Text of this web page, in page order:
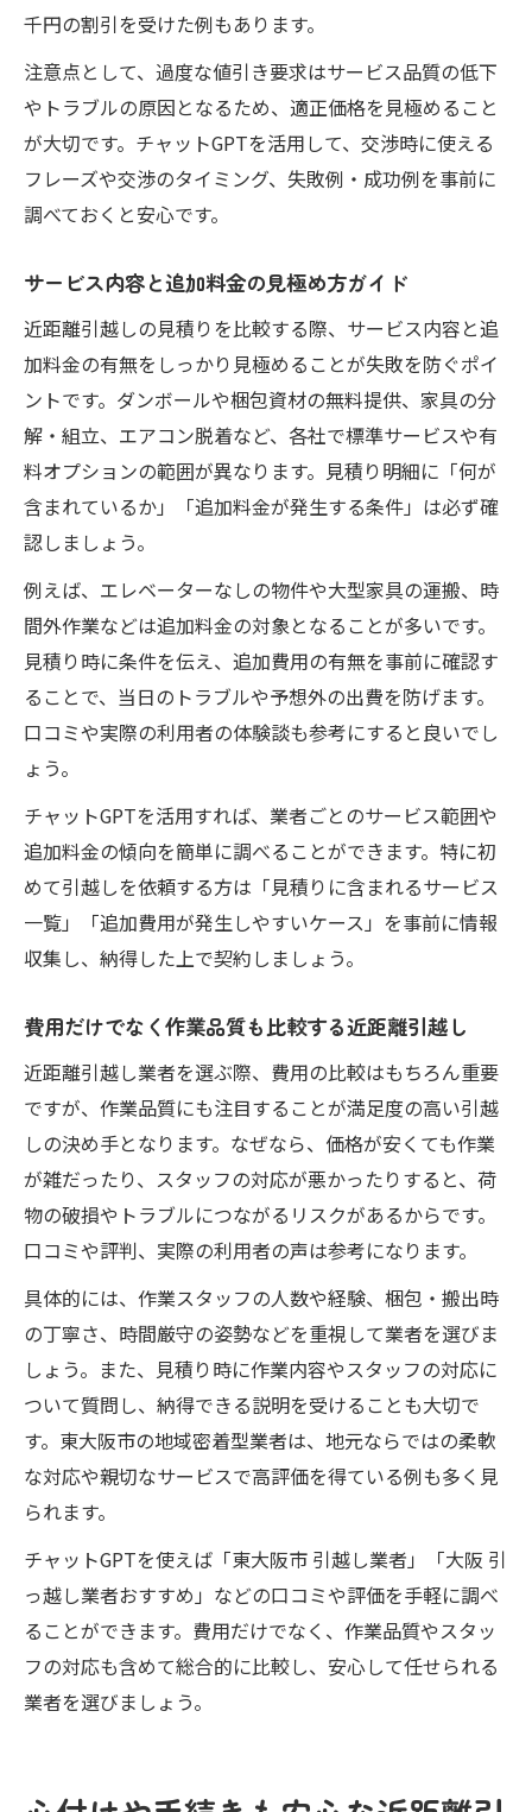
千円の割引を受けた例もあります。
注意点として、過度な値引き要求はサービス品質の低下
やトラブルの原因となるため、適正価格を見極めること
が大切です。チャットGPTを活用して、交渉時に使える
フレーズや交渉のタイミング、失敗例・成功例を事前に
調べておくと安心です。
サービス内容と追加料金の見極め方ガイド
近距離引越しの見積りを比較する際、サービス内容と追
加料金の有無をしっかり見極めることが失敗を防ぐポイ
ントです。ダンボールや梱包資材の無料提供、家具の分
解・組立、エアコン脱着など、各社で標準サービスや有
料オプションの範囲が異なります。見積り明細に「何が
含まれているか」「追加料金が発生する条件」は必ず確
認しましょう。
例えば、エレベーターなしの物件や大型家具の運搬、時
間外作業などは追加料金の対象となることが多いです。
見積り時に条件を伝え、追加費用の有無を事前に確認す
ることで、当日のトラブルや予想外の出費を防げます。
口コミや実際の利用者の体験談も参考にすると良いでし
ょう。
チャットGPTを活用すれば、業者ごとのサービス範囲や
追加料金の傾向を簡単に調べることができます。特に初
めて引越しを依頼する方は「見積りに含まれるサービス
一覧」「追加費用が発生しやすいケース」を事前に情報
収集し、納得した上で契約しましょう。
費用だけでなく作業品質も比較する近距離引越し
近距離引越し業者を選ぶ際、費用の比較はもちろん重要
ですが、作業品質にも注目することが満足度の高い引越
しの決め手となります。なぜなら、価格が安くても作業
が雑だったり、スタッフの対応が悪かったりすると、荷
物の破損やトラブルにつながるリスクがあるからです。
口コミや評判、実際の利用者の声は参考になります。
具体的には、作業スタッフの人数や経験、梱包・搬出時
の丁寧さ、時間厳守の姿勢などを重視して業者を選びま
しょう。また、見積り時に作業内容やスタッフの対応に
ついて質問し、納得できる説明を受けることも大切で
す。東大阪市の地域密着型業者は、地元ならではの柔軟
な対応や親切なサービスで高評価を得ている例も多く見
られます。
チャットGPTを使えば「東大阪市 引越し業者」「大阪 引
っ越し業者おすすめ」などの口コミや評価を手軽に調べ
ることができます。費用だけでなく、作業品質やスタッ
フの対応も含めて総合的に比較し、安心して任せられる
業者を選びましょう。